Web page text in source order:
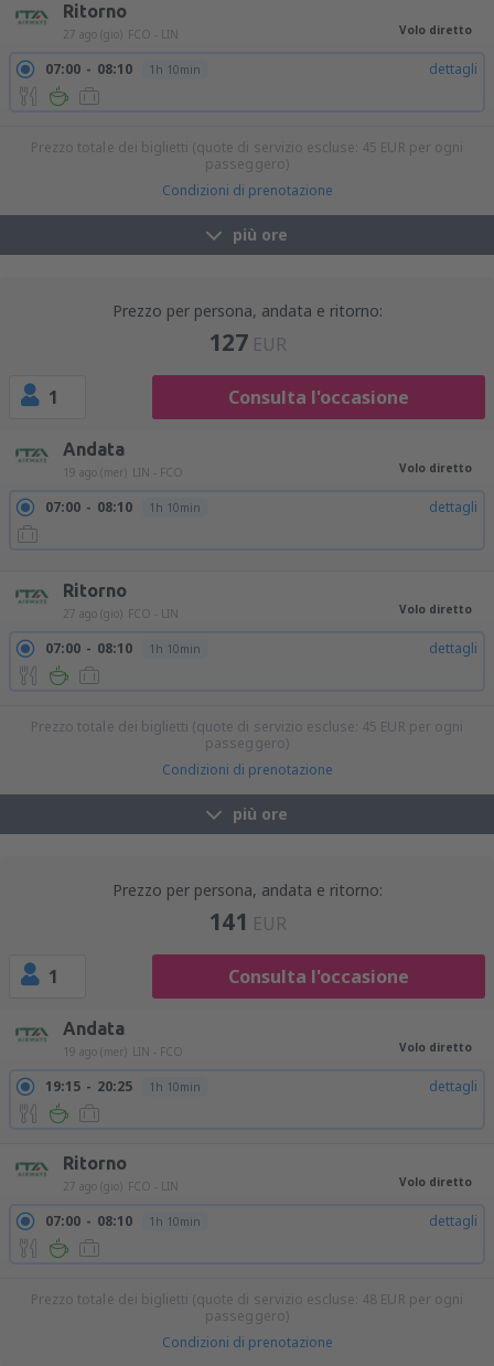
Ritorno
27 ago (gio) FCO - LIN Volo diretto
07:00 08:10 1h 10min dettagli
Prezzo totale dei biglietti (quote di servizio escluse: 45 EUR per ogni
passeggero)
Condizioni di prenotazione
più ore
Prezzo per persona, andata e ritorno:
127 EUR
1 Consulta l'occasione
Andata
19 ago (mer) LIN - FCO Volo diretto
07:00 08:10 1h 10min dettagli
Ritorno
27 ago (gio) FCO - LIN Volo diretto
07:00 08:10 1h 10min dettagli
Prezzo totale dei biglietti (quote di servizio escluse: 45 EUR per ogni
passeggero)
Condizioni di prenotazione
più ore
Prezzo per persona, andata e ritorno:
141 EUR
1 Consulta l'occasione
Andata
19 ago (mer) LIN - FCO Volo diretto
19:15 20:25 1h 10min dettagli
Ritorno
27 ago (gio) FCO - LIN Volo diretto
07:00 08:10 1h 10min dettagli
Prezzo totale dei biglietti (quote di servizio escluse: 48 EUR per ogni
passeggero)
Condizioni di prenotazione